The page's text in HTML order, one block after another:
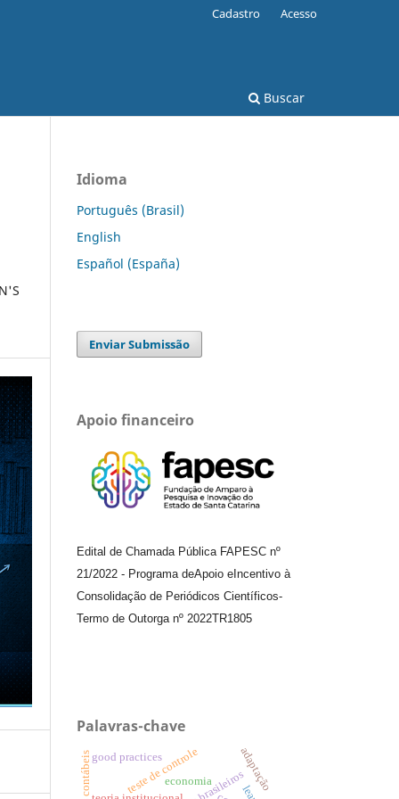
Buscar
Cadastro Acesso
Idioma
Português (Brasil)
English
Español (España)
Enviar Submissão
Apoio financeiro
Edital de Chamada Pública FAPESC nº
21/2022 - Programa deApoio e Incentivo à
Consolidação de Periódicos Científicos-
Termo de Outorga nº 2022TR1805
Palavras-chave
teste de controle adaptação
economia
good practices